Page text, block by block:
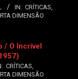
IN: CRÍTICAS,
DIMENSÃO
/ O Incrível
CRÍTICAS,
DIMENSÃO